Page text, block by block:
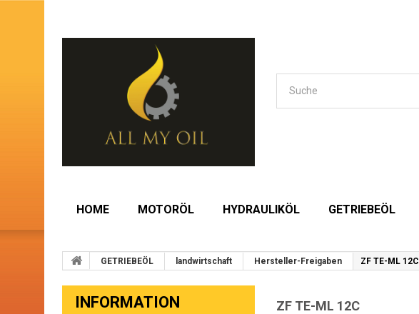
HOME MOTORÖL HYDRAULIKÖL GETRIEBEÖL
GETRIEBEÖL landwirtschaft Hersteller-Freigaben ZF TE-ML 12C
INFORMATION ZF TE-ML 12C